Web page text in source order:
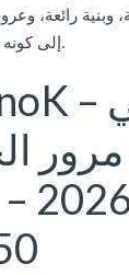
وبنية رائعة،
إلى كونه خاضعًا لهيئة تنظيمية موثوقة.
50 لفة